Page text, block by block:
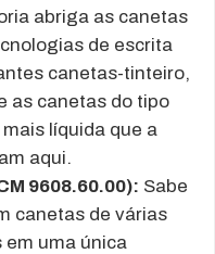
abriga as canetas
de escrita
canetas-tinteiro,
as canetas do tipo
líquida que a
aqui.
9608.60.00): Sabe
canetas de várias
uma única